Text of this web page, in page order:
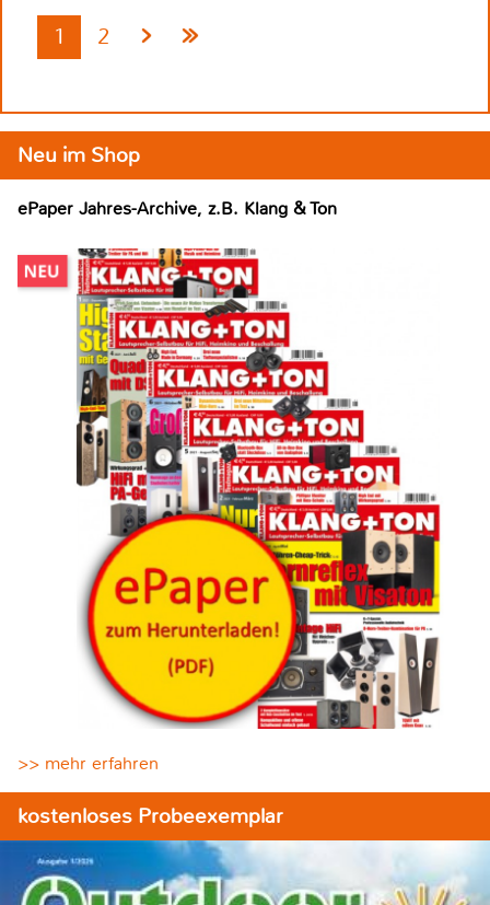
1 2
Neu im Shop
ePaper Jahres-Archive, z.B. Klang & Ton
>> mehr erfahren
kostenloses Probeexemplar